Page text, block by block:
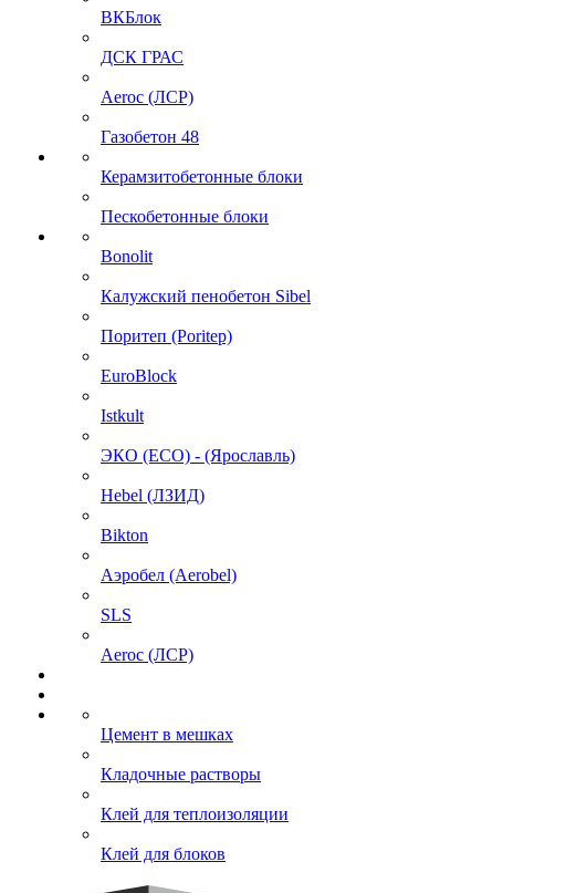
ВКБлок
ДСК ГРАС
Aeroc (ЛСР)
Газобетон 48
Керамзитобетонные блоки
Пескобетонные блоки
Bonolit
Калужский пенобетон Sibel
Поритеп (Poritep)
EuroBlock
Istkult
ЭКО (ECO) - (Ярославль)
Hebel (ЛЗИД)
Bikton
Аэробел (Aerobel)
SLS
Aeroc (ЛСР)
Цемент в мешках
Кладочные растворы
Клей для теплоизоляции
Клей для блоков